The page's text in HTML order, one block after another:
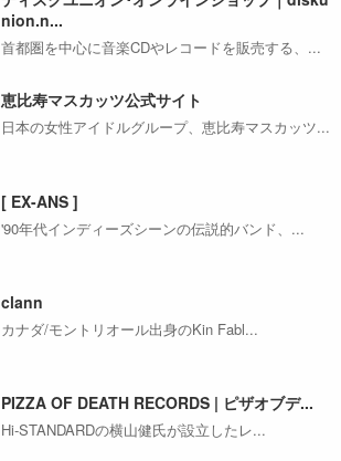
nion.n...
首都圏を中心に音楽CDやレコードを販売する、...
恵比寿マスカッツ公式サイト
日本の女性アイドルグループ、恵比寿マスカッツ...
[ EX-ANS ]
'90年代インディーズシーンの伝説的バンド、...
clann
カナダ/モントリオール出身のKin Fabl...
PIZZA OF DEATH RECORDS | ピザオブデ...
Hi-STANDARDの横山健氏が設立したレ...